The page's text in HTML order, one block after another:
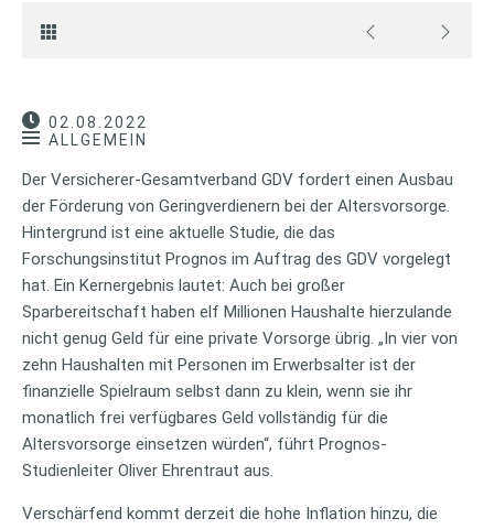
02.08.2022
ALLGEMEIN
Der Versicherer-Gesamtverband GDV fordert einen Ausbau
der Förderung von Geringverdienern bei der Altersvorsorge.
Hintergrund ist eine aktuelle Studie, die das
Forschungsinstitut Prognos im Auftrag des GDV vorgelegt
hat. Ein Kernergebnis lautet: Auch bei großer
Sparbereitschaft haben elf Millionen Haushalte hierzulande
nicht genug Geld für eine private Vorsorge übrig. „In vier von
zehn Haushalten mit Personen im Erwerbsalter ist der
finanzielle Spielraum selbst dann zu klein, wenn sie ihr
monatlich frei verfügbares Geld vollständig für die
Altersvorsorge einsetzen würden“, führt Prognos-
Studienleiter Oliver Ehrentraut aus.
Verschärfend kommt derzeit die hohe Inflation hinzu, die